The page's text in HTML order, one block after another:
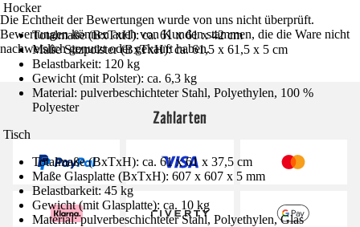
Hocker
Totalmaße (BxTxH): ca. 61 x 61 x 42 cm
Maße Sitzpolster (BxTxH): ca. 61,5 x 61,5 x 5 cm
Belastbarkeit: 120 kg
Gewicht (mit Polster): ca. 6,3 kg
Material: pulverbeschichteter Stahl, Polyethylen, 100 %
Polyester
Tisch
Totalmaße (BxTxH): ca. 61 x 61 x 37,5 cm
Maße Glasplatte (BxTxH): 607 x 607 x 5 mm
Belastbarkeit: 45 kg
Gewicht (mit Glasplatte): ca. 10 kg
Material: pulverbeschichteter Stahl, Polyethylen, Glas
Die Echtheit der Bewertungen wurde von uns nicht überprüft.
Bewertungen können auch von Kunden stammen, die die Ware nicht
nachweislich genutzt oder gekauft haben.
Zahlarten